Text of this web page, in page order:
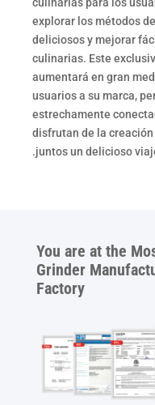
explorar los métodos
deliciosos y mejorar
culinarias. Este
aumentará en gran
usuarios a su marca,
estrechamente
disfrutan de la
juntos un delicioso
You are at the
Grinder
Factory